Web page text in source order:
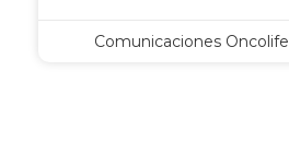
Comunicaciones Oncolife